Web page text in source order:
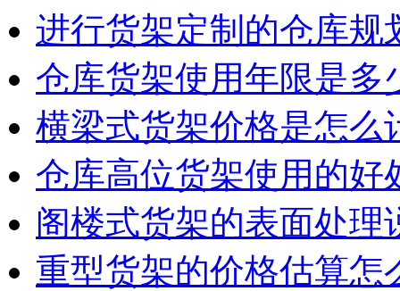
进行货架定制的仓库规
仓库货架使用年限是多
横梁式货架价格是怎么
仓库高位货架使用的好
阁楼式货架的表面处理
重型货架的价格估算怎